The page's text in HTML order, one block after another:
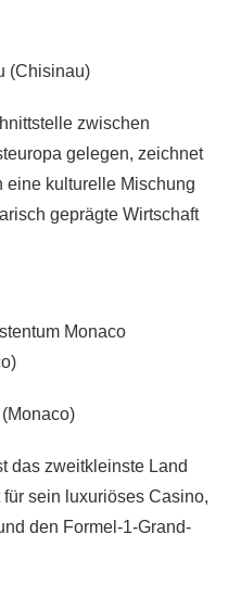
(Chisinau)
zwischen
gelegen, zeichnet
eine kulturelle Mischung
geprägte Wirtschaft
Monaco
das zweitkleinste Land
sein luxuriöses Casino,
den Formel-1-Grand-